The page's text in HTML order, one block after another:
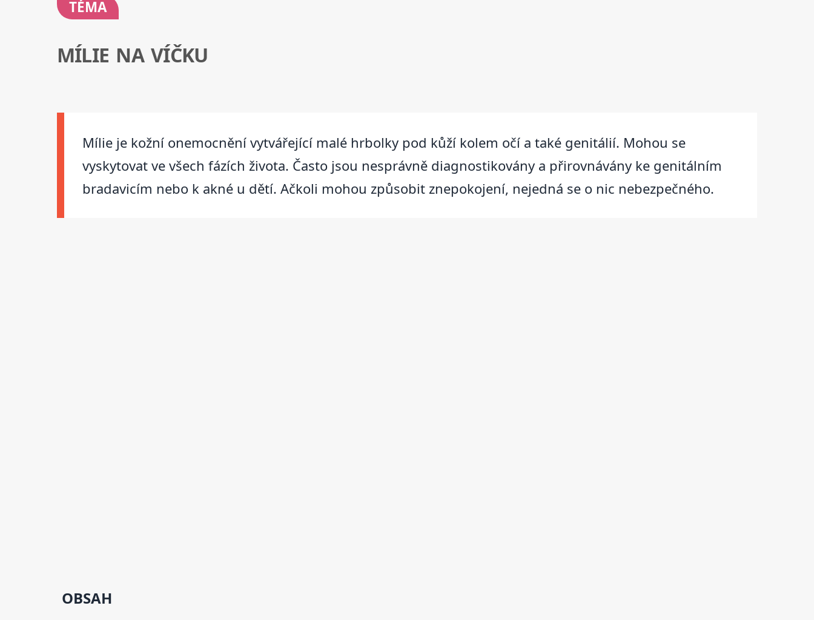
TÉMA
MÍLIE NA VÍČKU
Mílie je kožní onemocnění vytvářející malé hrbolky pod kůží kolem očí a také genitálií. Mohou se
vyskytovat ve všech fázích života. Často jsou nesprávně diagnostikovány a přirovnávány ke genitálním
bradavicím nebo k akné u dětí. Ačkoli mohou způsobit znepokojení, nejedná se o nic nebezpečného.
OBSAH